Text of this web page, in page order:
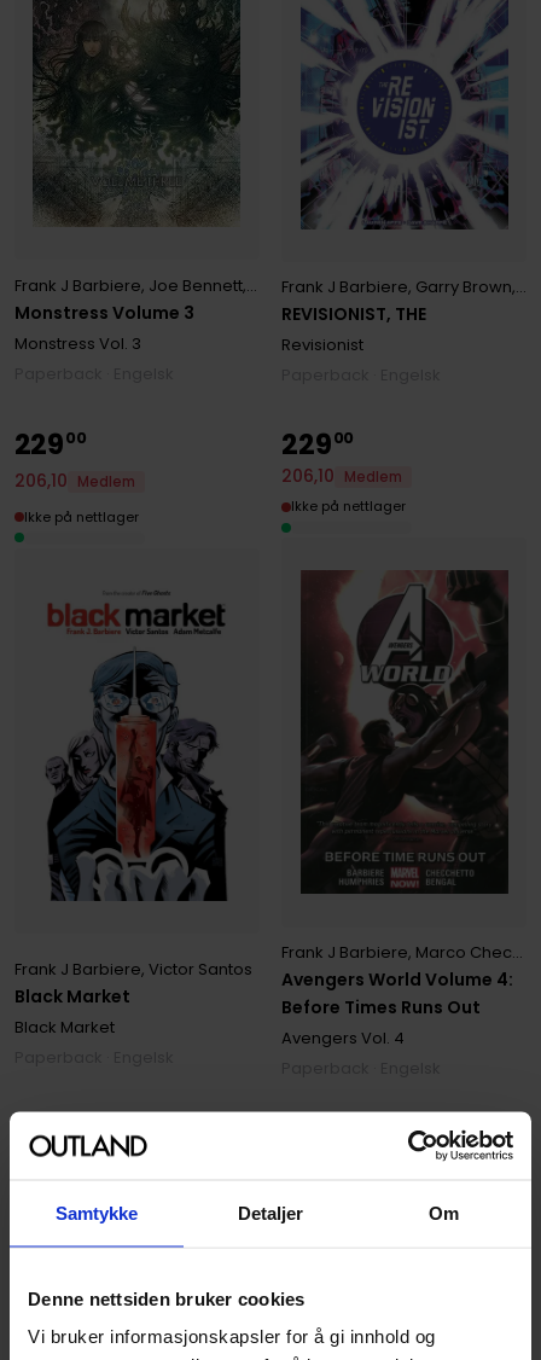
Samtykke Detaljer Om
Denne nettsiden bruker cookies
Vi bruker informasjonskapsler for å gi innhold og
Monstress Volume 3
Frank J Barbiere, Joe Bennett, Marjorie Liu ,Matt Wagner,Sana
Monstress Vol. 3
REVISIONIST, THE
Frank J Barbiere, Garry Brown,
Revisionist
Black Market
Frank J Barbiere, Victor Santos
Black Market
22900
206,10
Medlem
Ikke på nettlager
Avengers World Volume 4:
Before Times Runs Out
Frank J Barbiere, Marco Checchetto
Avengers Vol. 4
22900
206,10
Medlem
Ikke på nettlager
129 00
Ikke på nettlager